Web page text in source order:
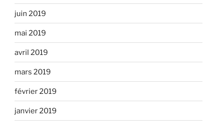
juin 2019
mai 2019
avril 2019
mars 2019
février 2019
janvier 2019